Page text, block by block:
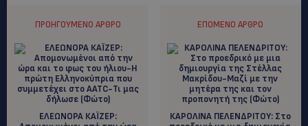
ΠΡΟΗΓΟΎΜΕΝΟ ΆΡΘΡΟ
ΕΛΕΩΝΟΡΑ ΚΑΪΖΕΡ:
ΕΠΌΜΕΝΟ ΆΡΘΡΟ
ΚΑΡΟΛΙΝΑ ΠΕΛΕΝΔΡΙΤΟΥ: Στο